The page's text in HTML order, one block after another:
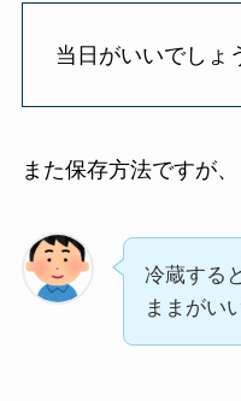
当日がいいでしょ
また保存方法ですが、
冷蔵する
ままがい